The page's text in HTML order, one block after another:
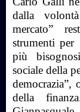
dalla
mercato”
strumenti per
più
sociale della
democrazia”,
della